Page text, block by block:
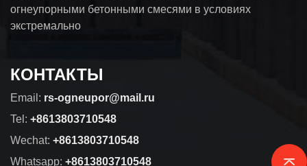
огнеупорными бетонными смесями в условиях
экстремально
КОНТАКТЫ
Email: rs-ogneupor@mail.ru
Tel: +8613803710548
Wechat: +8613803710548
Whatsapp: +8613803710548